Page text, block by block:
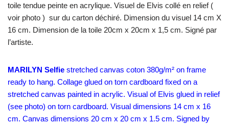
toile tendue peinte en acrylique. Visuel de Elvis collé en relief (
voir photo ) sur du carton déchiré. Dimension du visuel 14 cm X
16 cm. Dimension de la toile 20cm x 20cm x 1,5 cm. Signé par
l’artiste.
MARILYN Selfie stretched canvas coton 380g/m² on frame
ready to hang. Collage glued on torn cardboard fixed on a
stretched canvas painted in acrylic. Visual of Elvis glued in relief
(see photo) on torn cardboard. Visual dimensions 14 cm x 16
cm. Canvas dimensions 20 cm x 20 cm x 1.5 cm. Signed by